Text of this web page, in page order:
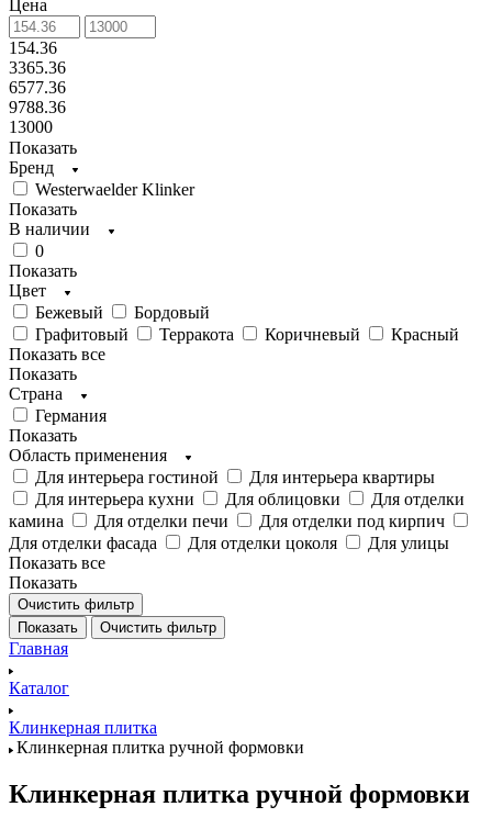
Цена
154.36
3365.36
6577.36
9788.36
13000
Показать
Бренд
Westerwaelder Klinker
Показать
В наличии
0
Показать
Цвет
Бежевый
Бордовый
Графитовый
Терракота Коричневый
Красный
Показать все
Показать
Страна
Германия
Показать
Область применения
Для интерьера гостиной
Для интерьера квартиры
Для интерьера кухни
Для облицовки
Для отделки
камина
Для отделки печи
Для отделки под кирпич
Для отделки фасада
Для отделки цоколя
Для улицы
Показать все
Показать
Очистить фильтр
Показать
Очистить фильтр
Главная
Каталог
Клинкерная плитка
Клинкерная плитка ручной формовки
Клинкерная плитка ручной формовки